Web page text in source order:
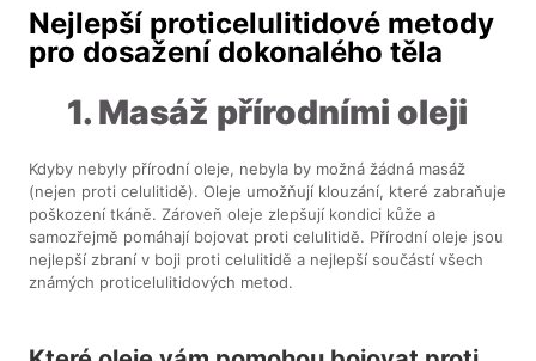
Nejlepší proticelulitidové metody
pro dosažení dokonalého těla
1. Masáž přírodními oleji
Kdyby nebyly přírodní oleje, nebyla by možná žádná masáž
(nejen proti celulitidě). Oleje umožňují klouzání, které zabraňuje
poškození tkáně. Zároveň oleje zlepšují kondici kůže a
samozřejmě pomáhají bojovat proti celulitidě. Přírodní oleje jsou
nejlepší zbraní v boji proti celulitidě a nejlepší součástí všech
známých proticelulitidových metod.